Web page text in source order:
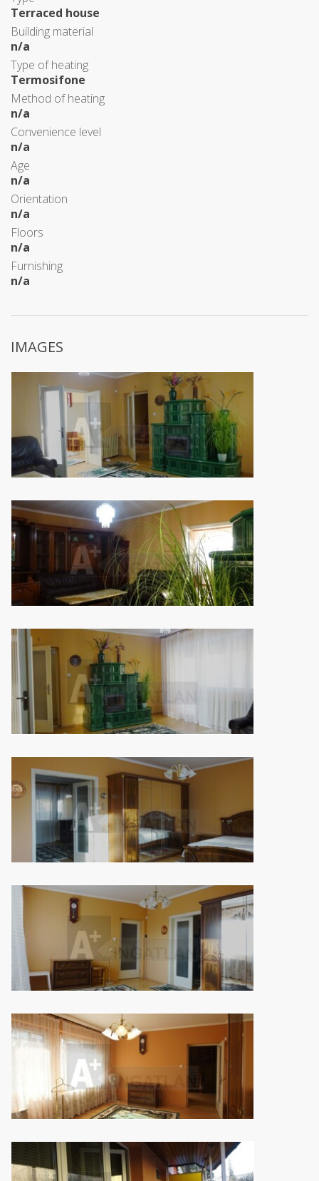
Terraced house
Building material
n/a
Type of heating
Termosifone
Method of heating
n/a
Convenience level
n/a
Age
n/a
Orientation
n/a
Floors
n/a
Furnishing
n/a
IMAGES